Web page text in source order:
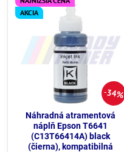
34%
AKCIA
Náhradná atramentová
náplň Epson T6641
(C13T66414A) black
(čierna), kompatibilná